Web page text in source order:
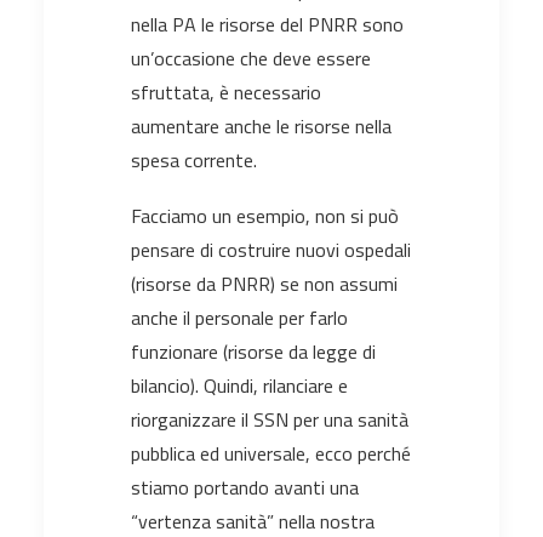
nella PA le risorse del PNRR sono
un’occasione che deve essere
sfruttata, è necessario
aumentare anche le risorse nella
spesa corrente.
Facciamo un esempio, non si può
pensare di costruire nuovi ospedali
(risorse da PNRR) se non assumi
anche il personale per farlo
funzionare (risorse da legge di
bilancio). Quindi, rilanciare e
riorganizzare il SSN per una sanità
pubblica ed universale, ecco perché
stiamo portando avanti una
“vertenza sanità” nella nostra